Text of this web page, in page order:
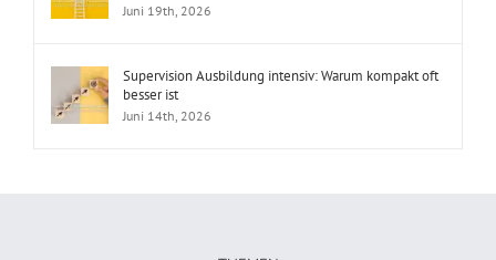
Juni 19th, 2026
Supervision Ausbildung intensiv: Warum kompakt oft
besser ist
Juni 14th, 2026